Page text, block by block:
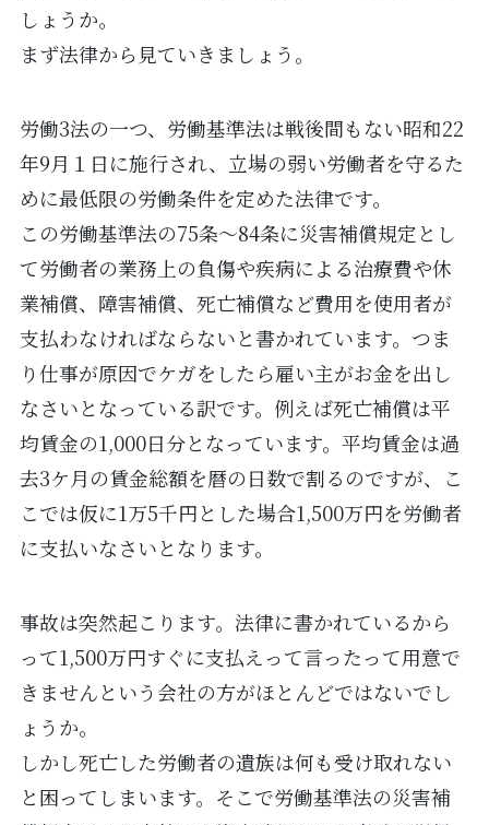
しょうか。
まず法律から見ていきましょう。
労働3法の一つ、労働基準法は戦後間もない昭和22
年9月１日に施行され、立場の弱い労働者を守るた
めに最低限の労働条件を定めた法律です。
この労働基準法の75条～84条に災害補償規定とし
て労働者の業務上の負傷や疾病による治療費や休
業補償、障害補償、死亡補償など費用を使用者が
支払わなければならないと書かれています。つま
り仕事が原因でケガをしたら雇い主がお金を出し
なさいとなっている訳です。例えば死亡補償は平
均賃金の1,000日分となっています。平均賃金は過
去3ケ月の賃金総額を暦の日数で割るのですが、こ
こでは仮に1万5千円とした場合1,500万円を労働者
に支払いなさいとなります。
事故は突然起こります。法律に書かれているから
って1,500万円すぐに支払えって言ったって用意で
きませんという会社の方がほとんどではないでし
ょうか。
しかし死亡した労働者の遺族は何も受け取れない
と困ってしまいます。そこで労働基準法の災害補